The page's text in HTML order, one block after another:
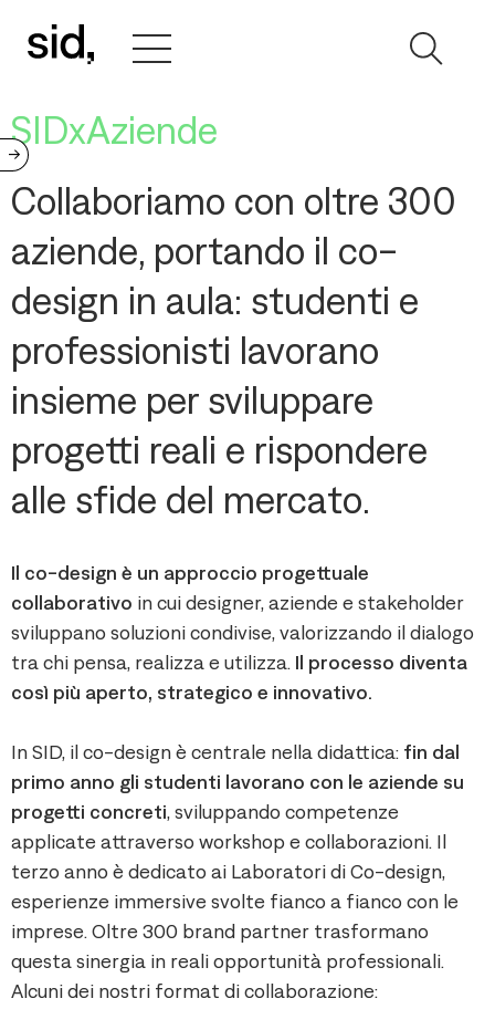
SIDxAziende
Collaboriamo con oltre 300
aziende, portando il co-
design in aula: studenti e
professionisti lavorano
insieme per sviluppare
progetti reali e rispondere
alle sfide del mercato.
Il co-design è un approccio progettuale
collaborativo in cui designer, aziende e stakeholder
sviluppano soluzioni condivise, valorizzando il dialogo
tra chi pensa, realizza e utilizza. Il processo diventa
così più aperto, strategico e innovativo.
In SID, il co-design è centrale nella didattica: fin dal
primo anno gli studenti lavorano con le aziende su
progetti concreti, sviluppando competenze
applicate attraverso workshop e collaborazioni. Il
terzo anno è dedicato ai Laboratori di Co-design,
esperienze immersive svolte fianco a fianco con le
imprese. Oltre 300 brand partner trasformano
questa sinergia in reali opportunità professionali.
Alcuni dei nostri format di collaborazione:
->